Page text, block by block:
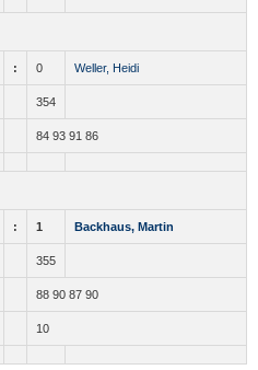
: 0 Weller, Heidi
354
84 93 91 86
: 1 Backhaus, Martin
355
88 90 87 90
10